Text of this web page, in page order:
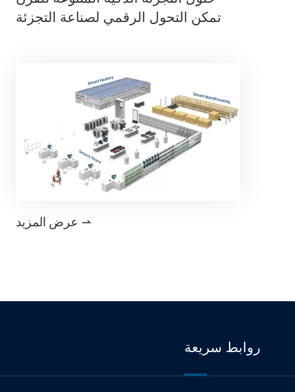
تمكن التحول الرقمي لصناعة التجزئة

روابط سريعة